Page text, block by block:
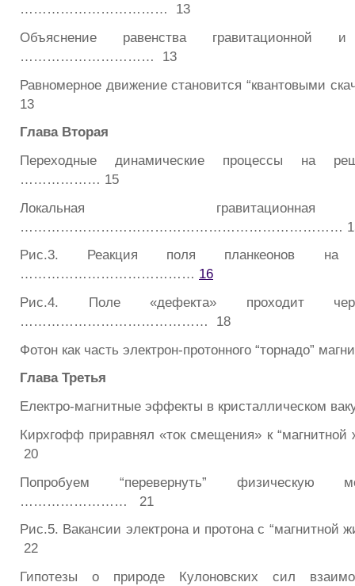
…………………………… 13
Объяснение равенства гравитационной
………………………… 13
Равномерное движение становится “квантовыми
13
Глава Вторая
Переходные динамические процессы на
……………… 15
Локальная
………………………………………………………………
Рис.3. Реакция поля планкеонов на
………………………………… 16
Рис.4. Поле «дефекта» проходит
…………………………………… 18
Фотон как часть электрон-протонного “торнадо”
Глава Третья
Електро-магнитные эффекты в кристаллическом
Кирхгофф приравнял «ток смещения» к
20
Попробуем “перевернуть” физическую
…………………… 21
Рис.5. Вакансии электрона и протона с
22
Гипотезы о природе Кулоновских сил